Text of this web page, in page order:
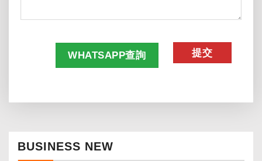
WHATSAPP查詢
BUSINESS NEW